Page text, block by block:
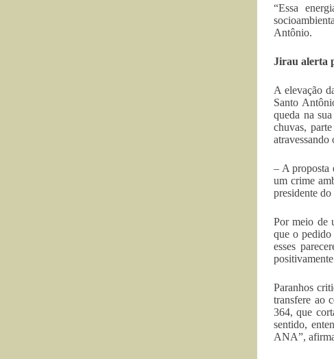
“Essa
Antônio.
Jirau alerta
A elevação
Santo
queda na
chuvas,
atravessando
– A proposta
um crime
presidente
Por meio de
que o
esses
Paranhos
transfere ao
364, que
sentido,
ANA”,